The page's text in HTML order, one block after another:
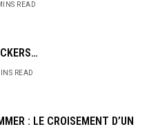
READ
READ
: LE CROISEMENT D’UN